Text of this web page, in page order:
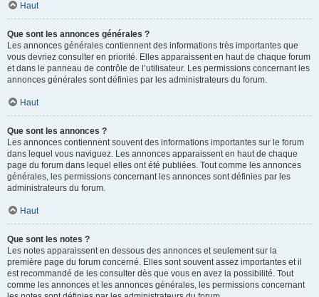
Haut
Que sont les annonces générales ?
Les annonces générales contiennent des informations très importantes que
vous devriez consulter en priorité. Elles apparaissent en haut de chaque forum
et dans le panneau de contrôle de l’utilisateur. Les permissions concernant les
annonces générales sont définies par les administrateurs du forum.
Haut
Que sont les annonces ?
Les annonces contiennent souvent des informations importantes sur le forum
dans lequel vous naviguez. Les annonces apparaissent en haut de chaque
page du forum dans lequel elles ont été publiées. Tout comme les annonces
générales, les permissions concernant les annonces sont définies par les
administrateurs du forum.
Haut
Que sont les notes ?
Les notes apparaissent en dessous des annonces et seulement sur la
première page du forum concerné. Elles sont souvent assez importantes et il
est recommandé de les consulter dès que vous en avez la possibilité. Tout
comme les annonces et les annonces générales, les permissions concernant